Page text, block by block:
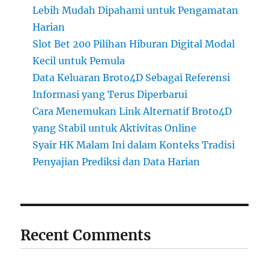
Lebih Mudah Dipahami untuk Pengamatan
Harian
Slot Bet 200 Pilihan Hiburan Digital Modal
Kecil untuk Pemula
Data Keluaran Broto4D Sebagai Referensi
Informasi yang Terus Diperbarui
Cara Menemukan Link Alternatif Broto4D
yang Stabil untuk Aktivitas Online
Syair HK Malam Ini dalam Konteks Tradisi
Penyajian Prediksi dan Data Harian
Recent Comments